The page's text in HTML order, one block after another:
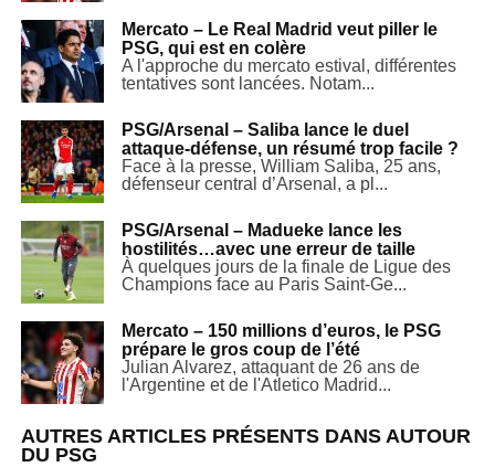
Mercato – Le Real Madrid veut piller le
PSG, qui est en colère
A l'approche du mercato estival, différentes
tentatives sont lancées. Notam...
PSG/Arsenal – Saliba lance le duel
attaque-défense, un résumé trop facile ?
Face à la presse, William Saliba, 25 ans,
défenseur central d’Arsenal, a pl...
PSG/Arsenal – Madueke lance les
hostilités…avec une erreur de taille
À quelques jours de la finale de Ligue des
Champions face au Paris Saint-Ge...
Mercato – 150 millions d’euros, le PSG
prépare le gros coup de l’été
Julian Alvarez, attaquant de 26 ans de
l'Argentine et de l'Atletico Madrid...
AUTRES ARTICLES PRÉSENTS DANS AUTOUR
DU PSG